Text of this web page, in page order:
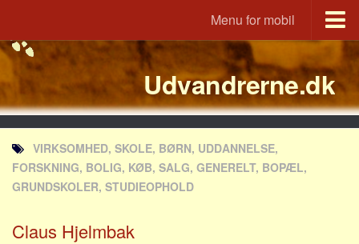
Menu for mobil
Portal
Udvandrerne.dk
Utvandrerne.no
Utvandrarna.se
Tyskland.dk
England.dk
JLKM.dk
Udvandrerne.dk
VIRKSOMHED, SKOLE, BØRN, UDDANNELSE,
FORSKNING, BOLIG, KØB, SALG, GENERELT, BOPÆL,
GRUNDSKOLER, STUDIEOPHOLD
Claus Hjelmbak